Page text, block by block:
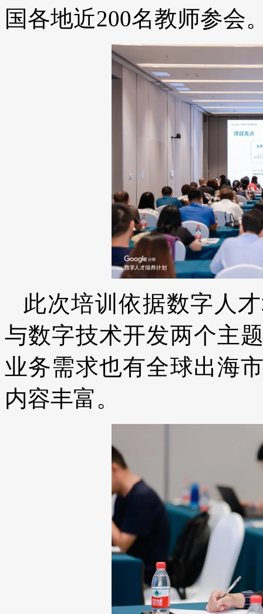
国各地近200名教师参会
此次培训依据数字人
与数字技术开发两个主
业务需求也有全球出海
内容丰富。